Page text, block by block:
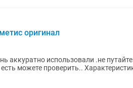
оригинал
аккуратно использовали .не путайте
проверить.. Характеристики.